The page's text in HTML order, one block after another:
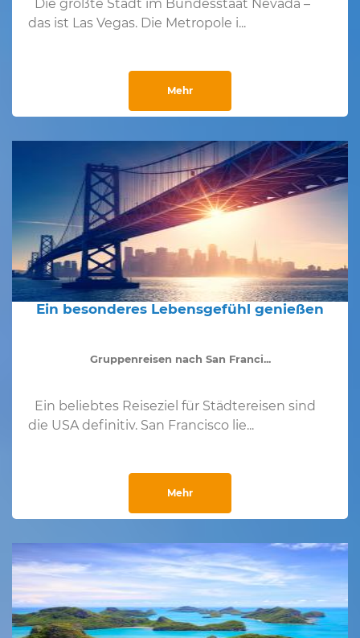
Die größte Stadt im Bundesstaat Nevada –
das ist Las Vegas. Die Metropole i...
Mehr
Ein besonderes Lebensgefühl genießen
Gruppenreisen nach San Franci...
Ein beliebtes Reiseziel für Städtereisen sind
die USA definitiv. San Francisco lie...
Mehr